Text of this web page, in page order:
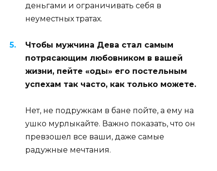
деньгами и ограничивать себя в
неуместных тратах.
Чтобы мужчина Дева стал самым
потрясающим любовником в вашей
жизни, пейте «оды» его постельным
успехам так часто, как только можете.
Нет, не подружкам в бане пойте, а ему на
ушко мурлыкайте. Важно показать, что он
превзошел все ваши, даже самые
радужные мечтания.